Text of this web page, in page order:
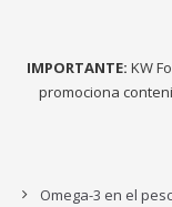
IMPORTANTE: KW
promociona
Omega-3 en el